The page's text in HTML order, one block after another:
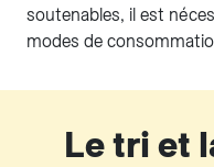
soutenables, il est
modes de
Le tri et